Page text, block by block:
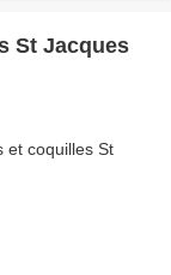
St Jacques